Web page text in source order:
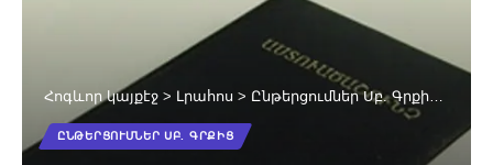
Հոգևոր կայքէջ > Լրահոս > Ընթերցումներ Սբ. Գրքից
ԸՆԹԵՐՑՈՒՄՆԵՐ ՍԲ. ԳՐՔԻՑ